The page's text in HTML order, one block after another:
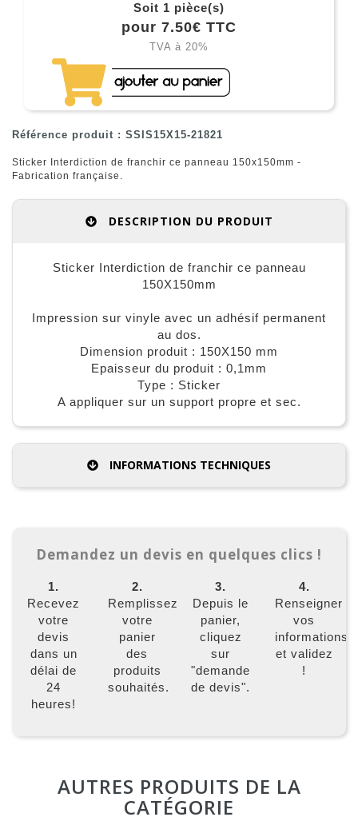
Soit 1 pièce(s)
pour 7.50€ TTC
TVA à 20%
Référence produit : SSIS15X15-21821
Sticker Interdiction de franchir ce panneau 150x150mm -
Fabrication française.
DESCRIPTION DU PRODUIT
Sticker Interdiction de franchir ce panneau
150X150mm
Impression sur vinyle avec un adhésif permanent
au dos.
Dimension produit : 150X150 mm
Epaisseur du produit : 0,1mm
Type : Sticker
A appliquer sur un support propre et sec.
INFORMATIONS TECHNIQUES
Demandez un devis en quelques clics !
1.
Recevez
votre
devis
dans un
délai de
24
heures!
2.
Remplissez
votre
panier
des
produits
souhaités.
3.
Depuis le
panier,
cliquez
sur
"demande
de devis".
4.
Renseigner
vos
informations
et validez
!
AUTRES PRODUITS DE LA
CATÉGORIE